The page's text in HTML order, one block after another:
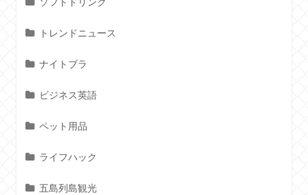
トレンドニュース
ナイトブラ
ビジネス英語
ペット用品
ライフハック
五島列島観光